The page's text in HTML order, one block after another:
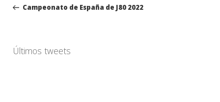
entradas
PostCampeonato de España de J80 2022
Últimos tweets